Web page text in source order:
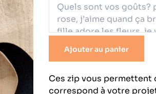
épais
Tissus divers
Viscose
Ajouter au panier
Ces zip vous permettent
correspond à votre